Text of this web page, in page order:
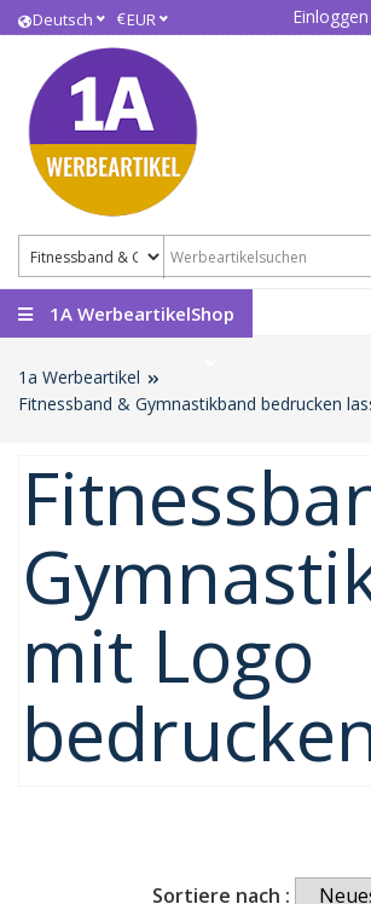
Deutsch €EUR Einloggen
1A WerbeartikelShop
1a Werbeartikel
Fitnessband & Gymnastikband bedrucken
mit Logo
Sortiere nach :